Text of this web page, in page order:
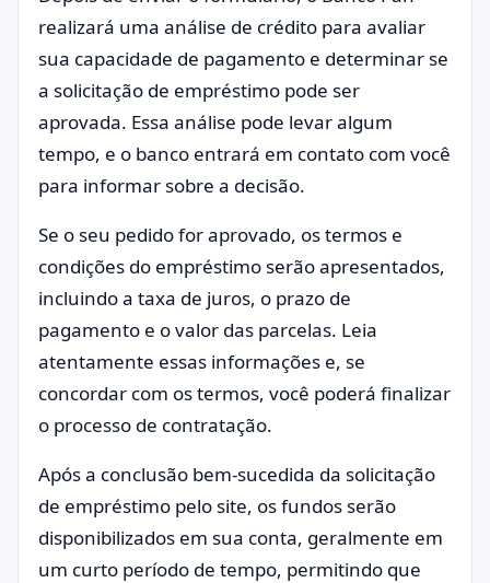
realizará uma análise de crédito para avaliar
sua capacidade de pagamento e determinar se
a solicitação de empréstimo pode ser
aprovada. Essa análise pode levar algum
tempo, e o banco entrará em contato com você
para informar sobre a decisão.
Se o seu pedido for aprovado, os termos e
condições do empréstimo serão apresentados,
incluindo a taxa de juros, o prazo de
pagamento e o valor das parcelas. Leia
atentamente essas informações e, se
concordar com os termos, você poderá finalizar
o processo de contratação.
Após a conclusão bem-sucedida da solicitação
de empréstimo pelo site, os fundos serão
disponibilizados em sua conta, geralmente em
um curto período de tempo, permitindo que